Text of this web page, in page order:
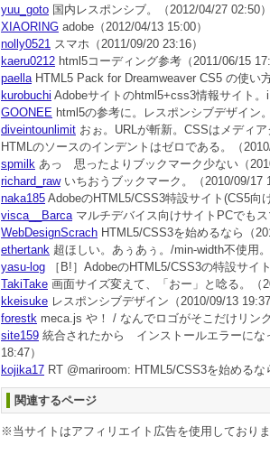
yuu_goto 国内レスポンシブ。
（2012/04/27 02:50）
XIAORING adobe （2012/04/13 15:00）
nolly0521 スマホ （2011/09/20 23:16）
kaeru0212 html5コーディング参考 （2011/06/15
paellaHTML5 Pack for Dreamweaver CS5 の使い
kurobuchi Adobeサイトのhtml5+css3情報サイト。
GOONEE html5の参考に。レスポンシブデザイン。
diveintounlimit おぉ。URLが斬新。CSSはメディ
HTMLのソースのインデントはゼロである。
（
spmilk あっ 思ったよりブックマーク少ない （
richard_rawいちおうブックマーク。
（2010/09/17
naka185 AdobeのHTML5/CSS3特設サイト(CS5
visca__Barcaマルチデバイス向けサイトPCでもス
WebDesignScrach HTML5/CSS3を始めるなら
（
ethertank 超ほしい。あぅあぅ。/min-width不使用。
yasu-log ［B!］AdobeのHTML5/CSS3の特設サイ
TakiTake 画面サイズ変えて、「おー」と唸る。
kkeisuke レスポンシブデザイン （2010/09/13 19:37
forestk meca.js や！ / なんでロゴがそこだけリン
site159 統合されたから インストールエラーに
18:47）
kojika17 RT @mariroom: HTML5/CSS3を始める
関連するページ
※当サイトはアフィリエイト広告を使用しておりま